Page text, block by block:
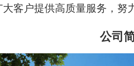
客户提供高质量服务，努
公司